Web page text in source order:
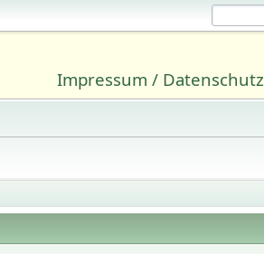
Impressum / Datenschutz